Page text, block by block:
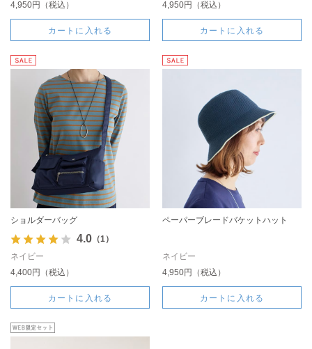
4,950円（税込）
カートに入れる
4,950円（税込）
カートに入れる
ショルダーバッグ
4.0（1）
ネイビー
4,400円（税込）
カートに入れる
ペーパーブレードバケットハット
ネイビー
4,950円（税込）
カートに入れる